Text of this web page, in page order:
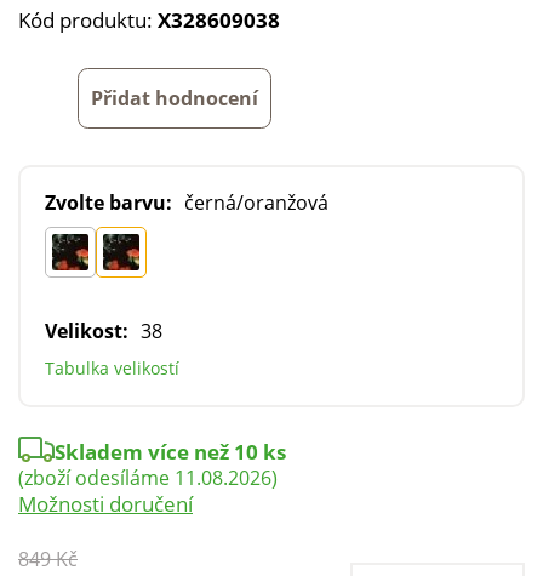
Kód produktu: X328609038
Přidat hodnocení
Zvolte barvu: černá/oranžová
Velikost: 38
Tabulka velikostí
849 Kč
Skladem více než 10 ks
(zboží odesíláme 11.08.2026)
Možnosti doručení